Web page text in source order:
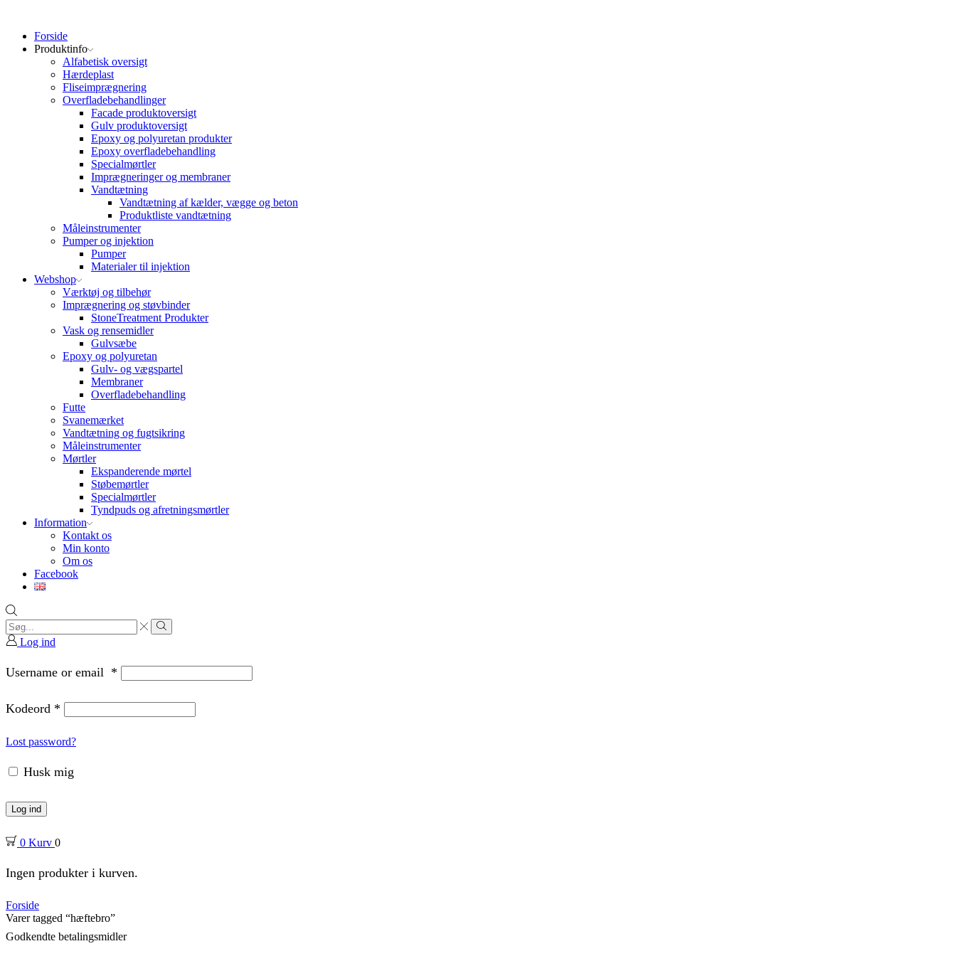
Forside
Produktinfo
Alfabetisk oversigt
Hærdeplast
Fliseimprægnering
Overfladebehandlinger
Facade produktoversigt
Gulv produktoversigt
Epoxy og polyuretan produkter
Epoxy overfladebehandling
Specialmørtler
Imprægneringer og membraner
Vandtætning
Vandtætning af kælder, vægge og beton
Produktliste vandtætning
Måleinstrumenter
Pumper og injektion
Pumper
Materialer til injektion
Webshop
Værktøj og tilbehør
Imprægnering og støvbinder
StoneTreatment Produkter
Vask og rensemidler
Gulvsæbe
Epoxy og polyuretan
Gulv- og vægspartel
Membraner
Overfladebehandling
Futte
Svanemærket
Vandtætning og fugtsikring
Måleinstrumenter
Mørtler
Ekspanderende mørtel
Støbemørtler
Specialmørtler
Tyndpuds og afretningsmørtler
Information
Kontakt os
Min konto
Om os
Facebook
Search
input
Search
Log ind
Username or email *
Kodeord *
Lost password?
Husk mig
Log ind
0 Kurv 0
Ingen produkter i kurven.
Forside
Varer tagged “hæftebro”
Godkendte betalingsmidler